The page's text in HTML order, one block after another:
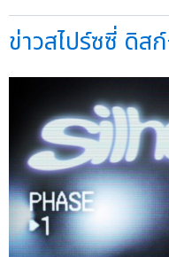
ข่าวสไปร์ซซี่ ดิส